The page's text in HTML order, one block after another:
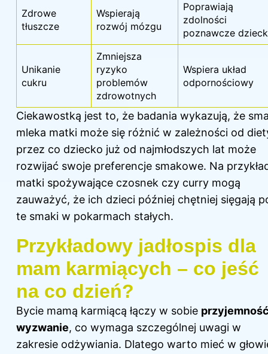
Zdrowe
tłuszcze
Wspierają
rozwój mózgu
Poprawiają
zdolności
poznawcze
Unikanie
cukru
Zmniejsza
ryzyko
problemów
zdrowotnych
Wspiera układ
odpornościowy
Ciekawostką jest to, że badania wykazują, że
mleka matki może się różnić w zależności od
przez co dziecko już od najmłodszych lat może
rozwijać swoje preferencje smakowe. Na
matki spożywające czosnek czy curry mogą
zauważyć, że ich dzieci później chętniej sięgają
te smaki w pokarmach stałych.
Przykładowy jadłospis dla
mam karmiących – co jeść
na co dzień?
Bycie mamą karmiącą łączy w sobie
wyzwanie, co wymaga szczególnej uwagi w
zakresie odżywiania. Dlatego warto mieć w